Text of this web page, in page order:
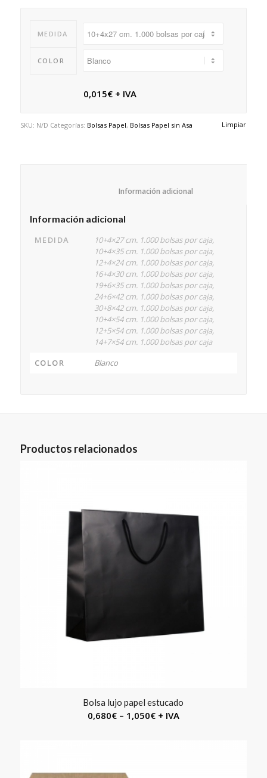
MEDIDA
COLOR
Limpiar
0,015€+ IVA
SKU: N/D Categorías: Bolsas Papel, Bolsas Papel sin Asa
Información adicional
MEDIDA
10+4×27 cm. 1.000 bolsas por caja,
10+4×35 cm. 1.000 bolsas por caja,
12+4×24 cm. 1.000 bolsas por caja,
16+4×30 cm. 1.000 bolsas por caja,
19+6×35 cm. 1.000 bolsas por caja,
24+6×42 cm. 1.000 bolsas por caja,
30+8×42 cm. 1.000 bolsas por caja,
10+4×54 cm. 1.000 bolsas por caja,
12+5×54 cm. 1.000 bolsas por caja,
14+7×54 cm. 1.000 bolsas por caja
COLOR
Blanco
Productos relacionados
Bolsa lujo papel estucado
0,680€– 1,050€+ IVA